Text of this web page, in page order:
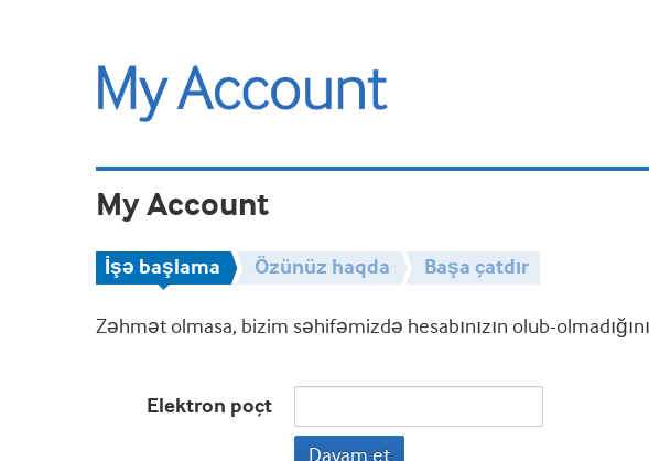
My Account
İşə başlama Özünüz haqda Başa çatdır
Zəhmət olmasa, bizim səhifəmizdə hesabınızın olub-
Elektron poçt
Davam et